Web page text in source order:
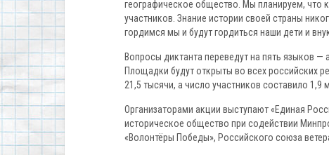
географическое общество. Мы планируем, что
участников. Знание истории своей страны
гордимся мы и будут гордиться наши дети и
Вопросы диктанта переведут на пять языков —
Площадки будут открыты во всех российских
21,5 тысячи, а число участников составило 1,9
Организаторами акции выступают «Единая
историческое общество при содействии
«Волонтёры Победы», Российского союза